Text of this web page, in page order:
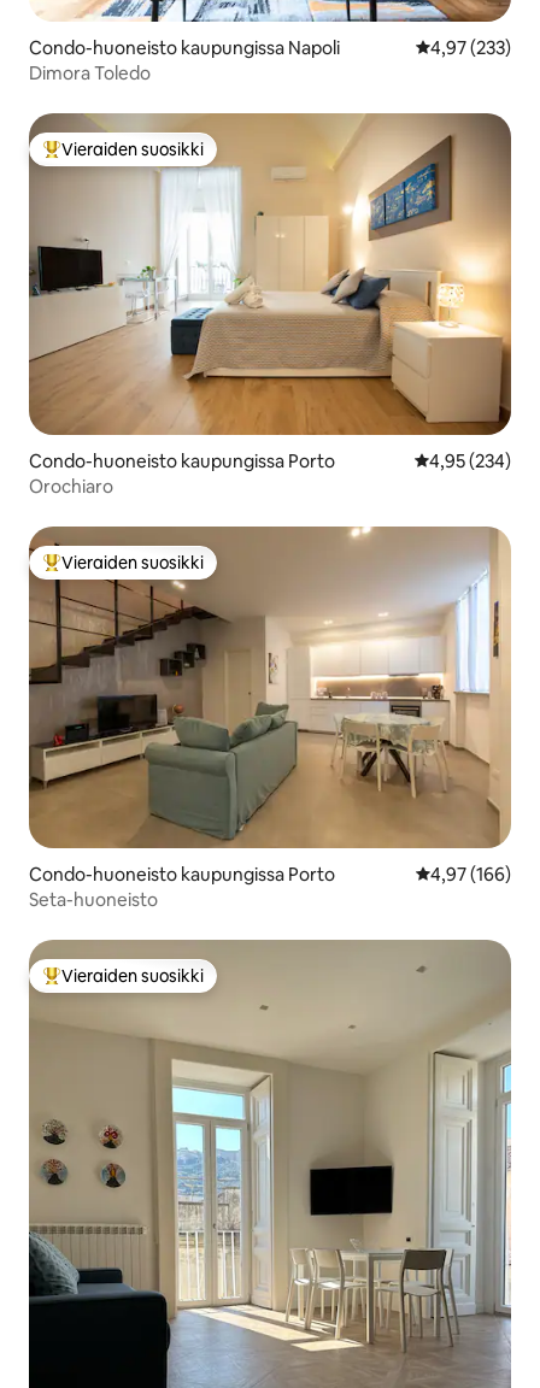
Condo-huoneisto kaupungissa Napoli
4,97 (233)
Dimora Toledo
Vieraiden suosikkien parhaimmistoa
Vieraiden suosikki
Condo-huoneisto kaupungissa Porto
4,95 (234)
Orochiaro
Vieraiden suosikkien parhaimmistoa
Vieraiden suosikki
Condo-huoneisto kaupungissa Porto
4,97 (166)
Seta-huoneisto
Vieraiden suosikkien parhaimmistoa
Vieraiden suosikki